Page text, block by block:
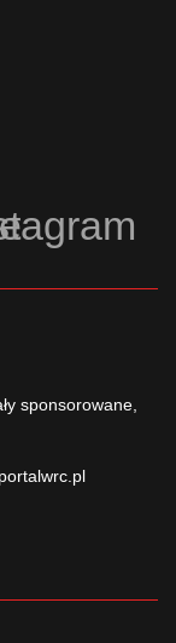
sponsorowane,